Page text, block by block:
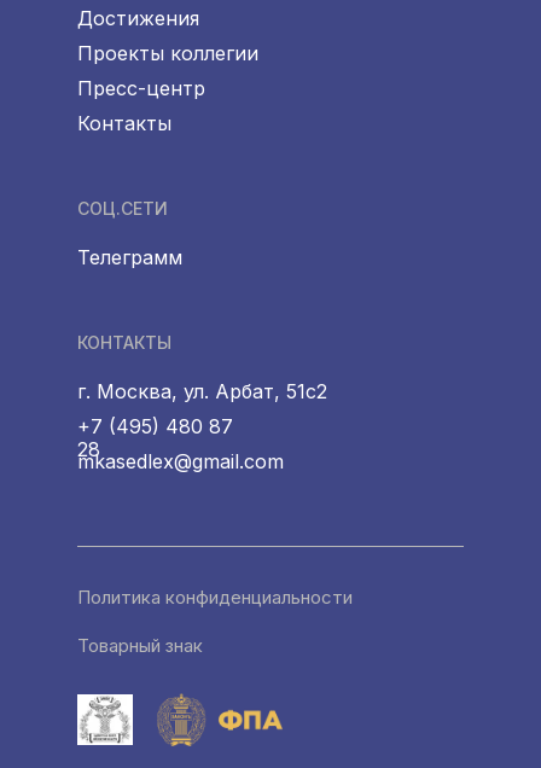
КОНТАКТЫ
г. Москва, ул. Арбат, 51с2
+7 (495) 480 87
28
mkasedlex@gmail.com
Телеграмм
СОЦ.СЕТИ
Достижения
Проекты коллегии
Пресс-центр
Политика конфиденциальности
Товарный знак
Контакты